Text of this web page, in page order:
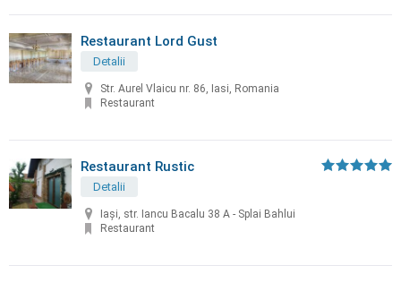
Restaurant Lord Gust
Detalii
Str. Aurel Vlaicu nr. 86, Iasi, Romania
Restaurant
Restaurant Rustic
Detalii
Iași, str. Iancu Bacalu 38 A - Splai Bahlui
Restaurant